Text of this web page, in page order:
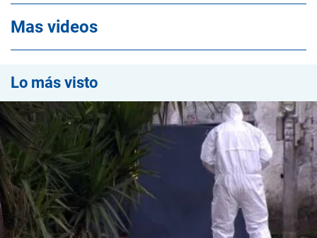
Mas videos
Lo más visto